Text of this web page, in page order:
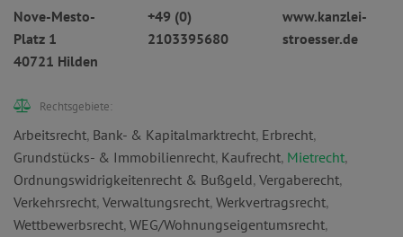
Nove-Mesto-
Platz 1
40721 Hilden
+49 (0)
2103395680
www.kanzlei-
stroesser.de
Rechtsgebiete:
Arbeitsrecht, Bank- & Kapitalmarktrecht, Erbrecht,
Grundstücks- & Immobilienrecht, Kaufrecht, Mietrecht,
Ordnungswidrigkeitenrecht & Bußgeld, Vergaberecht,
Verkehrsrecht, Verwaltungsrecht, Werkvertragsrecht,
Wettbewerbsrecht, WEG/Wohnungseigentumsrecht,